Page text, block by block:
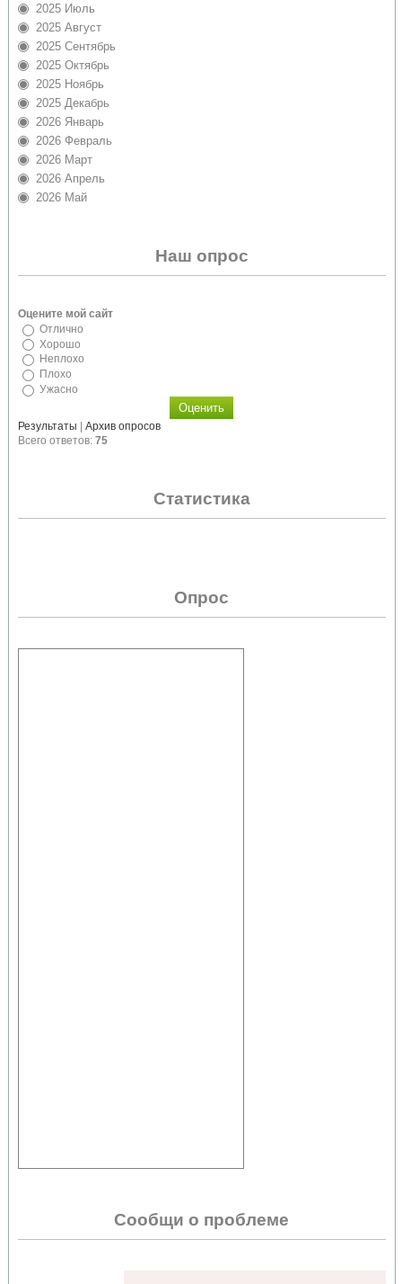
2025 Июль
2025 Август
2025 Сентябрь
2025 Октябрь
2025 Ноябрь
2025 Декабрь
2026 Январь
2026 Февраль
2026 Март
2026 Апрель
2026 Май
Наш опрос
Оцените мой сайт
Отлично
Хорошо
Неплохо
Плохо
Ужасно
Результаты | Архив опросов
Всего ответов: 75
Статистика
Опрос
Сообщи о проблеме